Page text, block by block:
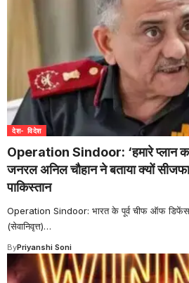
देश- विदेश
Operation Sindoor: ‘हमारे प्लान का
जनरल अनिल चौहान ने बताया क्यों
पाकिस्तान
Operation Sindoor: भारत के पूर्व चीफ ऑफ
(सेवानिवृत्त)…
ByPriyanshi Soni